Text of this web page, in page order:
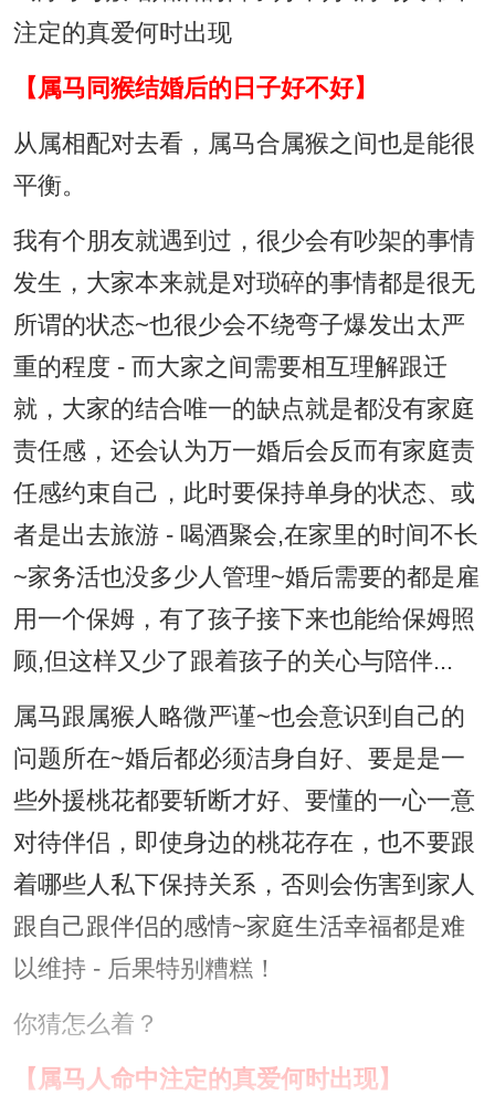
【属马同猴结婚后的日子好不好】
从属相配对去看，属马合属猴之间也是能很
平衡。
我有个朋友就遇到过，很少会有吵架的事情
发生，大家本来就是对琐碎的事情都是很无
所谓的状态~也很少会不绕弯子爆发出太严
重的程度 - 而大家之间需要相互理解跟迁
就，大家的结合唯一的缺点就是都没有家庭
责任感，还会认为万一婚后会反而有家庭责
任感约束自己，此时要保持单身的状态、或
者是出去旅游 - 喝酒聚会,在家里的时间不长
~家务活也没多少人管理~婚后需要的都是雇
用一个保姆，有了孩子接下来也能给保姆照
顾,但这样又少了跟着孩子的关心与陪伴...
属马跟属猴人略微严谨~也会意识到自己的
问题所在~婚后都必须洁身自好、要是是一
些外援桃花都要斩断才好、要懂的一心一意
对待伴侣，即使身边的桃花存在，也不要跟
着哪些人私下保持关系，否则会伤害到家人
跟自己跟伴侣的感情~家庭生活幸福都是难
以维持 - 后果特别糟糕！
你猜怎么着？
【属马人命中注定的真爱何时出现】